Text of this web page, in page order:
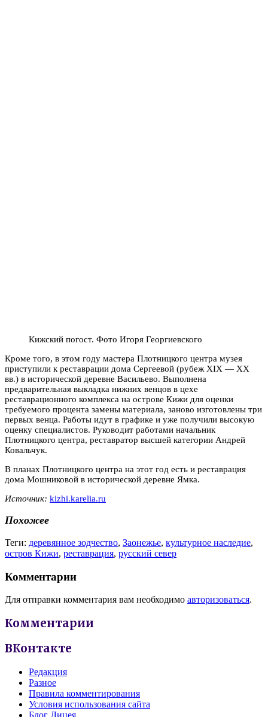
Кижский погост. Фото Игоря Георгиевского
Кроме того, в этом году мастера Плотницкого центра музея
приступили к реставрации дома Сергеевой (рубеж XIX — XX
вв.) в исторической деревне Васильево. Выполнена
предварительная выкладка нижних венцов в цехе
реставрационного комплекса на острове Кижи для оценки
требуемого процента замены материала, заново изготовлены три
первых венца. Работы идут в графике и уже получили высокую
оценку специалистов. Руководит работами начальник
Плотницкого центра, реставратор высшей категории Андрей
Ковальчук.
В планах Плотницкого центра на этот год есть и реставрация
дома Мошниковой в исторической деревне Ямка.
Источник: kizhi.karelia.ru
Похожее
Теги: деревянное зодчество, Заонежье, культурное наследие,
остров Кижи, реставрация, русский север
Комментарии
Для отправки комментария вам необходимо авторизоваться.
Комментарии
ВКонтакте
Редакция
Разное
Правила комментирования
Условия использования сайта
Блог Лицея